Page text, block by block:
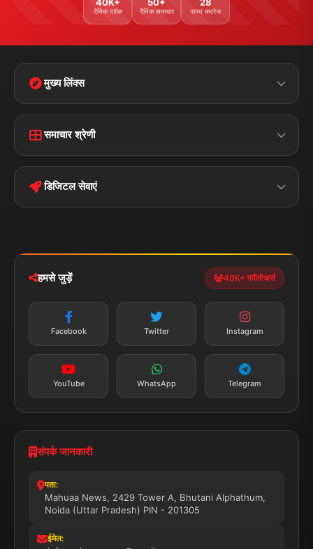
दैनिक दर्शक दैनिक समाचार राज्य कवरेज
मुख्य लिंक्स
Home Contact Us
Terms &
Conditions
Privacy Policy
समाचार श्रेणी
बिहार क्राइम
पॉलिटिकल झारखण्ड
डिजिटल सेवाएं
न्यूज़ अलर्ट
तत्काल अपडेट
सब्सक्राइब करें
हमसे जुड़ें 40K+ फॉलोअर्स
Facebook Twitter Instagram
YouTube WhatsApp Telegram
संपर्क जानकारी
पता:
Mahuaa News, 2429 Tower A, Bhutani Alphathum,
Noida (Uttar Pradesh) PIN - 201305
ईमेल: